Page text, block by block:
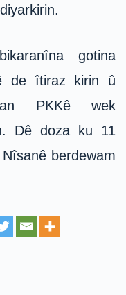
gotina
de îtiraz kirin û
PKKê wek
Dê doza ku 11
berdewam